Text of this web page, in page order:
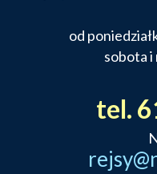
od
sobota i
tel.